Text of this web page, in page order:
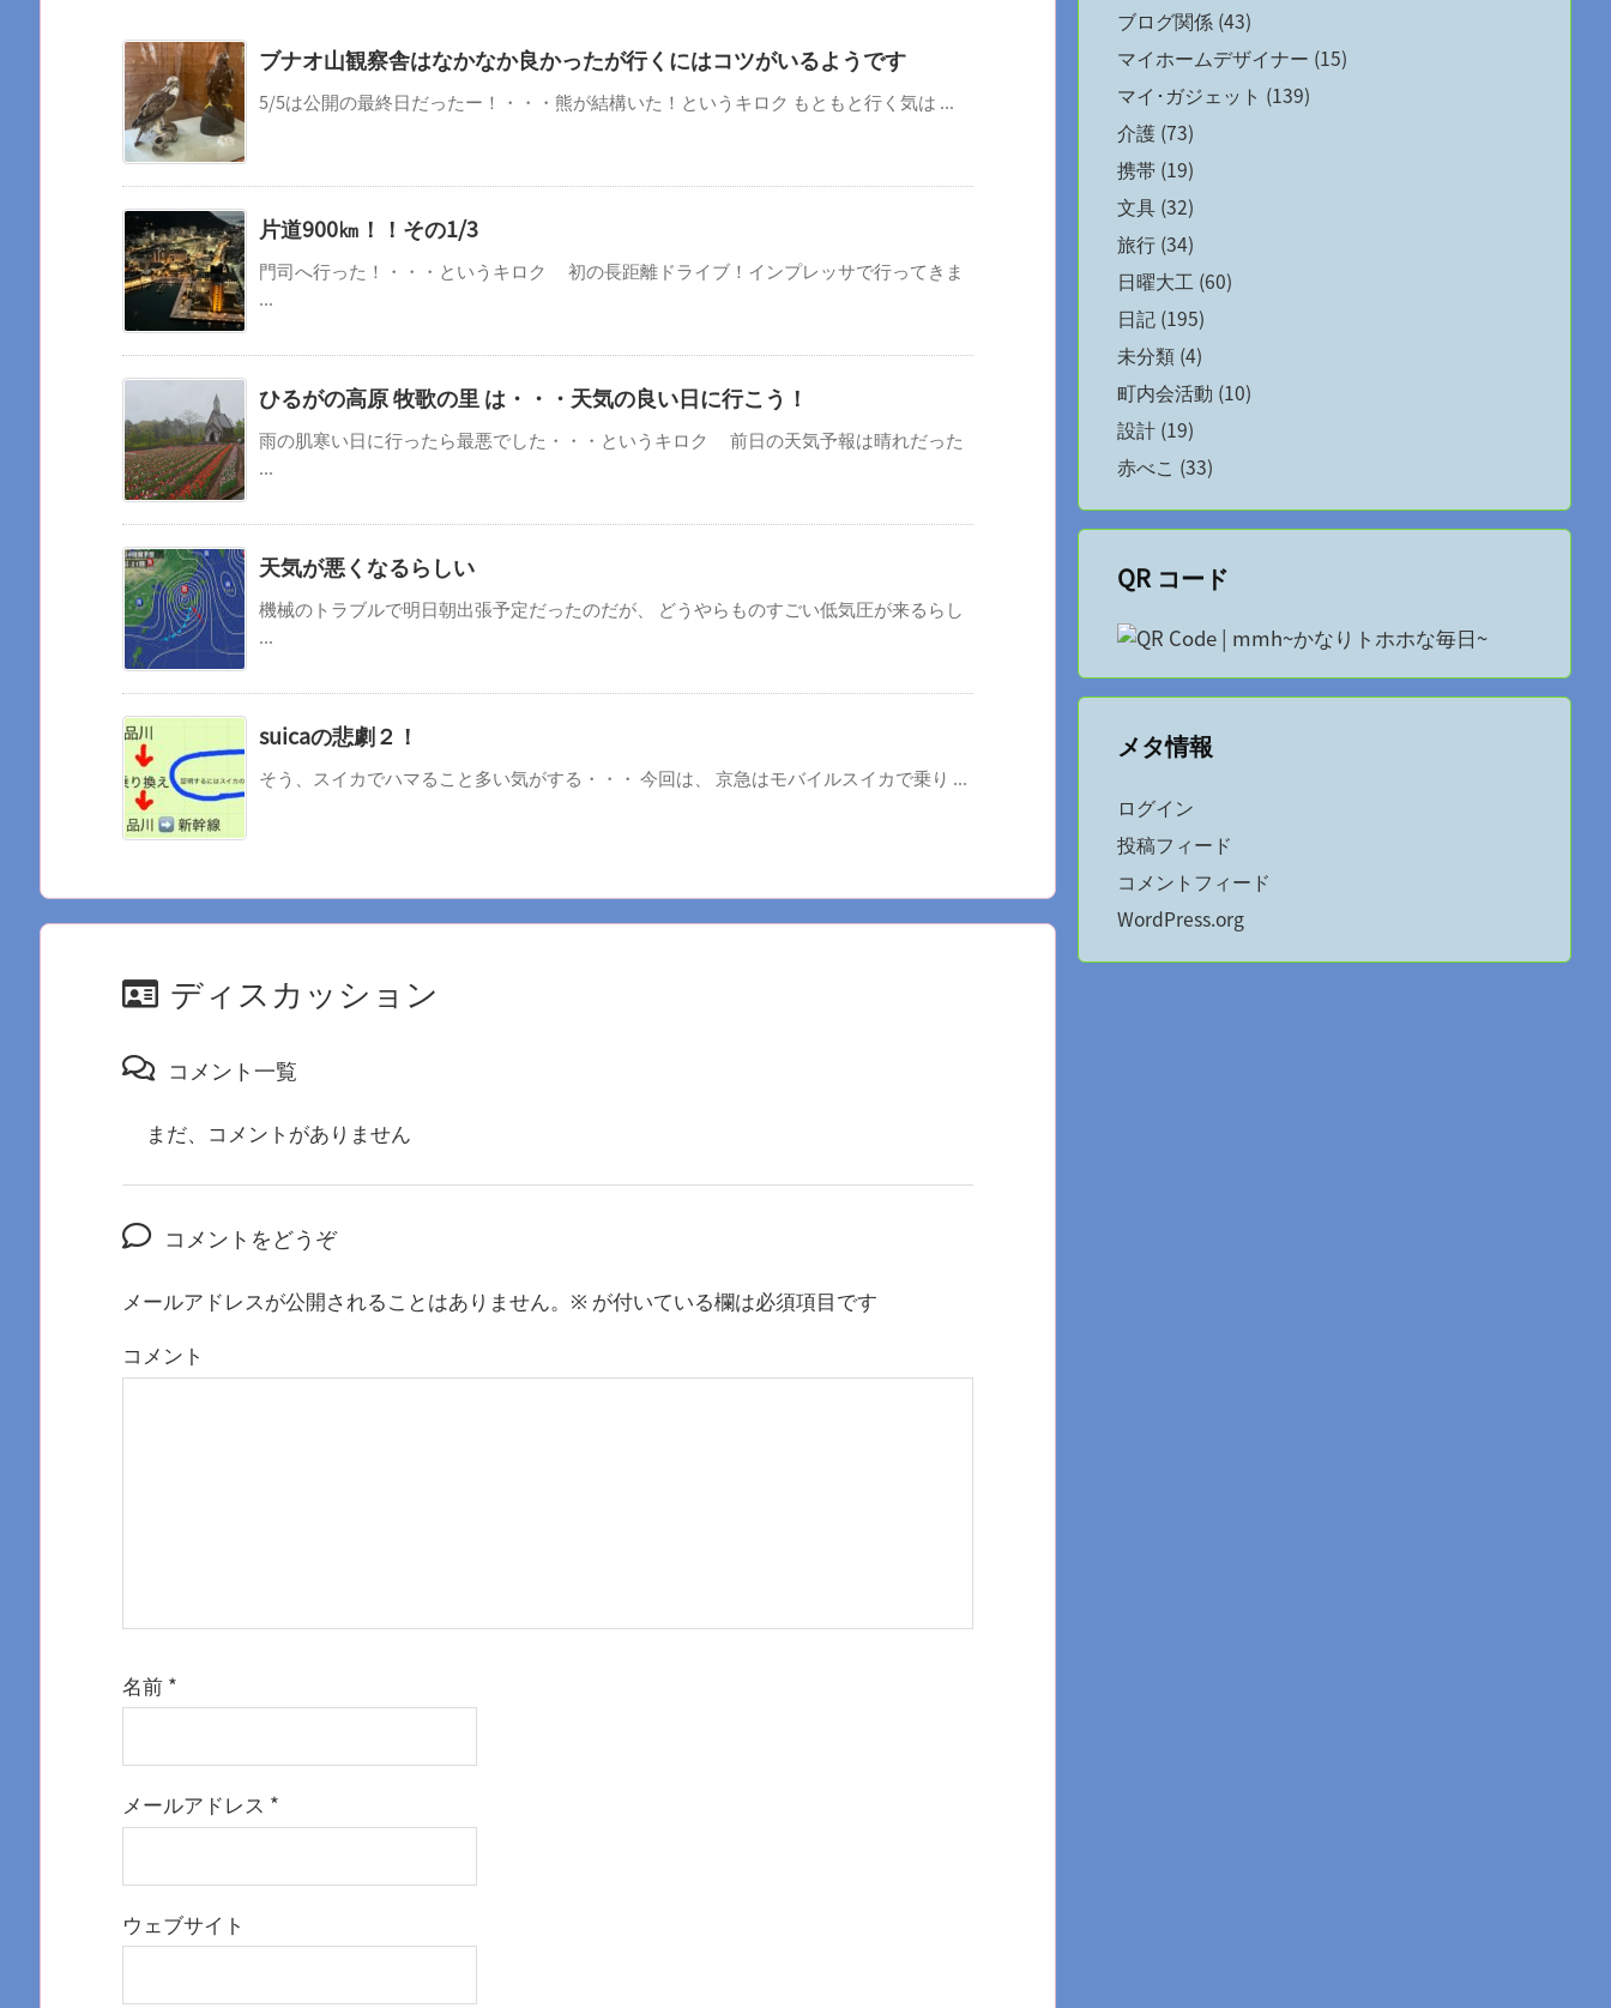
ブナオ山観察舎はなかなか良かったが行くにはコツがいるようです
5/5は公開の最終日だったー！・・・熊が結構いた！というキロク もともと行く気は ...
片道900㎞！！その1/3
門司へ行った！・・・というキロク 初の長距離ドライブ！インプレッサで行ってきま
...
ひるがの高原 牧歌の里 は・・・天気の良い日に行こう！
雨の肌寒い日に行ったら最悪でした・・・というキロク 前日の天気予報は晴れだった
...
天気が悪くなるらしい
機械のトラブルで明日朝出張予定だったのだが、 どうやらものすごい低気圧が来るらし
...
suicaの悲劇２！
そう、スイカでハマること多い気がする・・・ 今回は、 京急はモバイルスイカで乗り ...
ディスカッション
コメント一覧
まだ、コメントがありません
コメントをどうぞ
メールアドレスが公開されることはありません。 ※ が付いている欄は必須項目です
コメント
名前 *
メールアドレス *
ウェブサイト
ブログ関係 (43)
マイホームデザイナー (15)
マイ･ガジェット (139)
介護 (73)
携帯 (19)
文具 (32)
旅行 (34)
日曜大工 (60)
日記 (195)
未分類 (4)
町内会活動 (10)
設計 (19)
赤べこ (33)
QR コード
メタ情報
ログイン
投稿フィード
コメントフィード
WordPress.org